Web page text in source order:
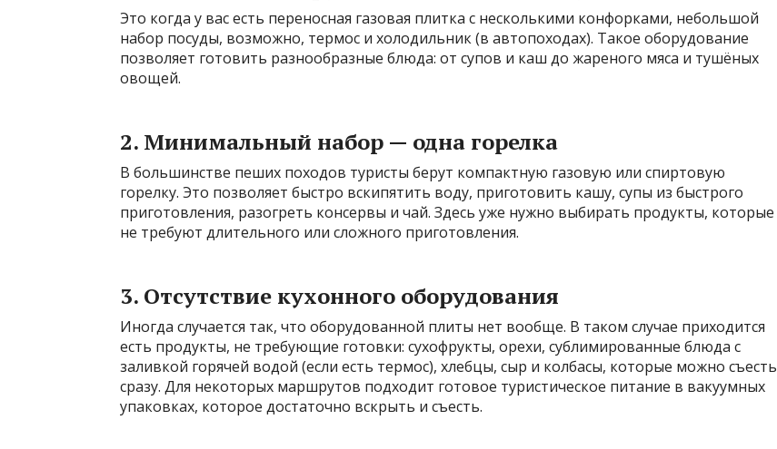
Это когда у вас есть переносная газовая плитка с несколькими конфорками, небольшой
набор посуды, возможно, термос и холодильник (в автопоходах). Такое оборудование
позволяет готовить разнообразные блюда: от супов и каш до жареного мяса и тушёных
овощей.
2. Минимальный набор — одна горелка
В большинстве пеших походов туристы берут компактную газовую или спиртовую
горелку. Это позволяет быстро вскипятить воду, приготовить кашу, супы из быстрого
приготовления, разогреть консервы и чай. Здесь уже нужно выбирать продукты, которые
не требуют длительного или сложного приготовления.
3. Отсутствие кухонного оборудования
Иногда случается так, что оборудованной плиты нет вообще. В таком случае приходится
есть продукты, не требующие готовки: сухофрукты, орехи, сублимированные блюда с
заливкой горячей водой (если есть термос), хлебцы, сыр и колбасы, которые можно съесть
сразу. Для некоторых маршрутов подходит готовое туристическое питание в вакуумных
упаковках, которое достаточно вскрыть и съесть.